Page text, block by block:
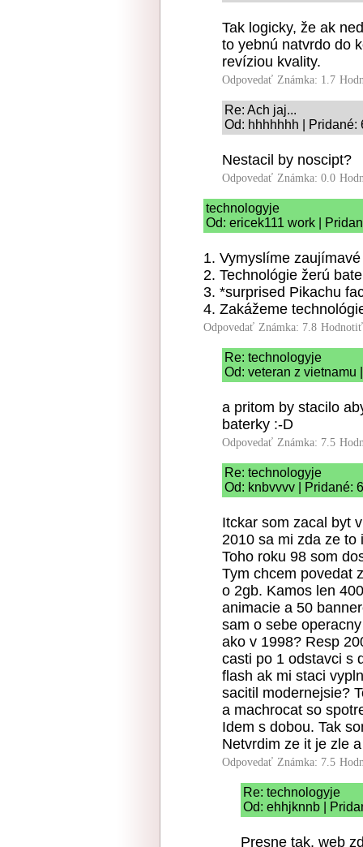
Tak logicky, že ak
to yebnú natvrdo do
revíziou kvality.
Odpovedať Známka: 1.7
Re: Ach jaj...
Od: hhhhhhh | Pridané:
Nestacil by noscipt?
Odpovedať Známka: 0.0
technologyje
Od: ericek111 work |
1. Vymyslíme
2. Technológie žerú
3. *surprised Pikachu
4. Zakážeme
Odpovedať Známka: 7.8
Re: technologyje
Od: veteran z vietnamu
a pritom by stacilo
baterky :-D
Odpovedať Známka: 7.5
Re: technologyje
Od: knbvvvv | Pridané:
Itckar som zacal byt
2010 sa mi zda ze to
Toho roku 98 som
Tym chcem povedat
o 2gb. Kamos len
animacie a 50
sam o sebe
ako v 1998? Resp
casti po 1 odstavci s
flash ak mi staci
sacitil modernejsie?
a machrocat so
Idem s dobou. Tak
Netvrdim ze it je zle
Odpovedať Známka: 7.5
Re: technologyje
Od: ehhjknnb |
Presne tak, web